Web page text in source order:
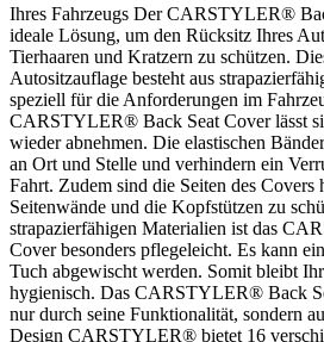
Ihres Fahrzeugs Der CARSTYLER®
ideale Lösung, um den Rücksitz Ihres
Tierhaaren und Kratzern zu schützen.
Autositzauflage besteht aus
speziell für die Anforderungen im
CARSTYLER® Back Seat Cover lässt
wieder abnehmen. Die elastischen
an Ort und Stelle und verhindern ein
Fahrt. Zudem sind die Seiten des Covers
Seitenwände und die Kopfstützen zu
strapazierfähigen Materialien ist das
Cover besonders pflegeleicht. Es kann
Tuch abgewischt werden. Somit bleibt
hygienisch. Das CARSTYLER® Back
nur durch seine Funktionalität, sondern
Design CARSTYLER® bietet 16